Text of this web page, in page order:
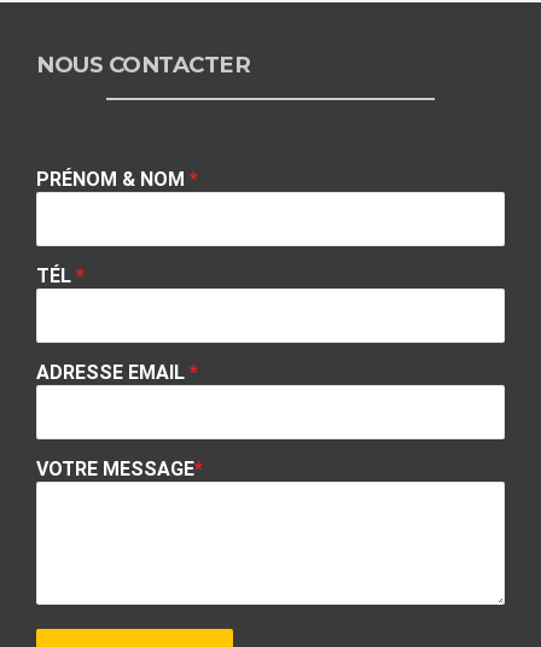
NOUS CONTACTER
PRÉNOM & NOM *
TÉL *
ADRESSE EMAIL *
VOTRE MESSAGE*